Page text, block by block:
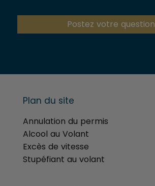
Postez votre question
Plan du site
Annulation du permis
Alcool au Volant
Excès de vitesse
Stupéfiant au volant